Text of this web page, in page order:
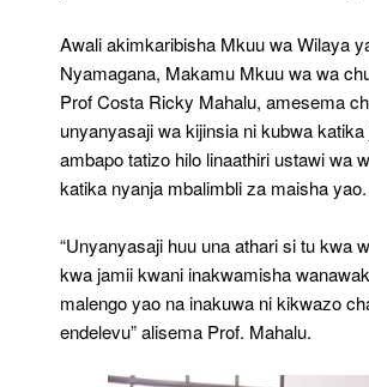
Awali akimkaribisha Mkuu wa Wilaya
Nyamagana, Makamu Mkuu wa wa
Prof Costa Ricky Mahalu, amesema
unyanyasaji wa kijinsia ni kubwa
ambapo tatizo hilo linaathiri ustawi wa
katika nyanja mbalimbli za maisha yao.
“Unyanyasaji huu una athari si tu kwa
kwa jamii kwani inakwamisha
malengo yao na inakuwa ni kikwazo
endelevu” alisema Prof. Mahalu.